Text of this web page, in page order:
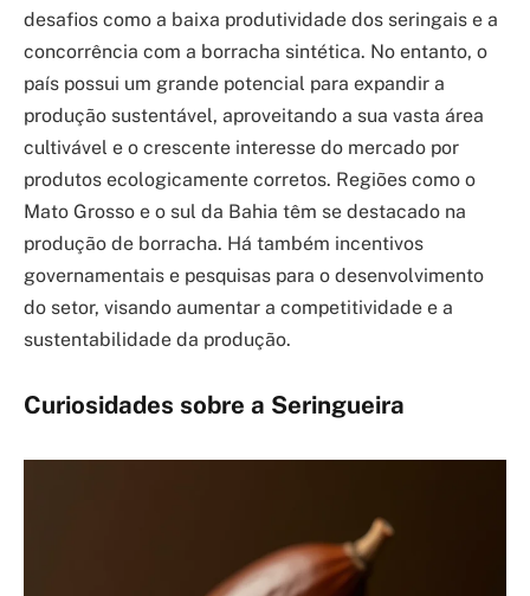
desafios como a baixa produtividade dos seringais e a
concorrência com a borracha sintética. No entanto, o
país possui um grande potencial para expandir a
produção sustentável, aproveitando a sua vasta área
cultivável e o crescente interesse do mercado por
produtos ecologicamente corretos. Regiões como o
Mato Grosso e o sul da Bahia têm se destacado na
produção de borracha. Há também incentivos
governamentais e pesquisas para o desenvolvimento
do setor, visando aumentar a competitividade e a
sustentabilidade da produção.
Curiosidades sobre a Seringueira